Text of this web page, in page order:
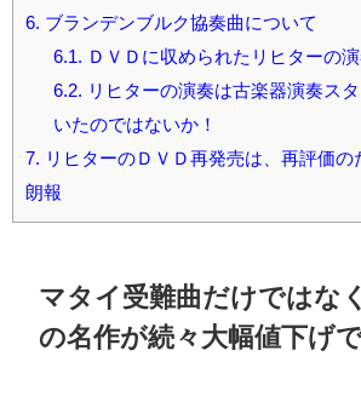
6. ブランデンブルク協奏曲について
6.1. ＤＶＤに収められたリヒターの
6.2. リヒターの演奏は古楽器演奏ス
いたのではないか！
7. リヒターのＤＶＤ再発売は、再評価の
朗報
マタイ受難曲だけではな
の名作が続々大幅値下げ